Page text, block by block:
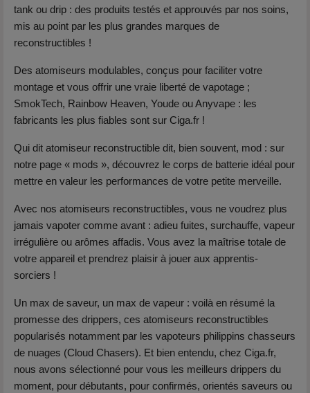
tank ou drip : des produits testés et approuvés par nos soins,
mis au point par les plus grandes marques de
reconstructibles !
Des atomiseurs modulables, conçus pour faciliter votre
montage et vous offrir une vraie liberté de vapotage ;
SmokTech, Rainbow Heaven, Youde ou Anyvape : les
fabricants les plus fiables sont sur Ciga.fr !
Qui dit atomiseur reconstructible dit, bien souvent, mod : sur
notre page « mods », découvrez le corps de batterie idéal pour
mettre en valeur les performances de votre petite merveille.
Avec nos atomiseurs reconstructibles, vous ne voudrez plus
jamais vapoter comme avant : adieu fuites, surchauffe, vapeur
irrégulière ou arômes affadis. Vous avez la maîtrise totale de
votre appareil et prendrez plaisir à jouer aux apprentis-
sorciers !
Un max de saveur, un max de vapeur : voilà en résumé la
promesse des drippers, ces atomiseurs reconstructibles
popularisés notamment par les vapoteurs philippins chasseurs
de nuages (Cloud Chasers). Et bien entendu, chez Ciga.fr,
nous avons sélectionné pour vous les meilleurs drippers du
moment, pour débutants, pour confirmés, orientés saveurs ou